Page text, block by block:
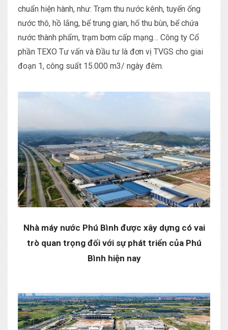
chuẩn hiện hành, như: Trạm thu nước kênh, tuyến ống
nước thô, hồ lắng, bể trung gian, hố thu bùn, bể chứa
nước thành phẩm, trạm bơm cấp mạng… Công ty Cổ
phần TEXO Tư vấn và Đầu tư là đơn vị TVGS cho giai
đoạn 1, công suất 15.000 m3/ ngày đêm.
Nhà máy nước Phú Bình được xây dựng có vai
trò quan trọng đối với sự phát triển của Phú
Bình hiện nay